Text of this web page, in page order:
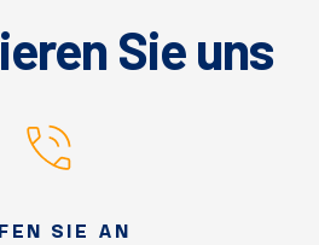
Sie uns
SIE AN